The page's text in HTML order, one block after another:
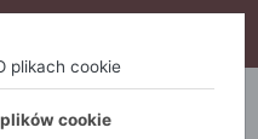
3SZT (KOD: S15)
plikach cookie
cookie